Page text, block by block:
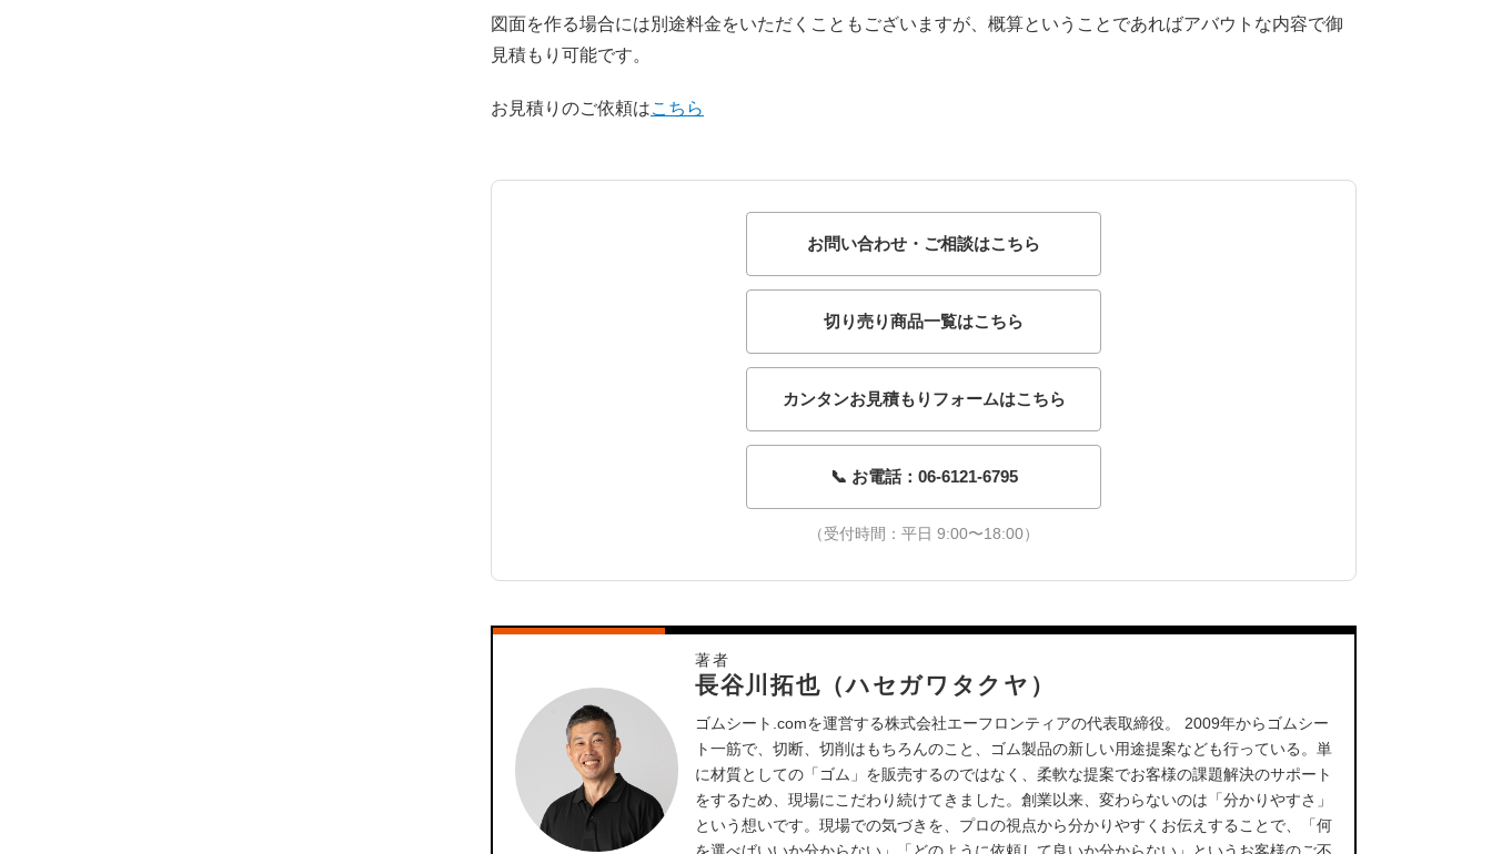
図面を作る場合には別途料金をいただくこともございますが、概算ということであればアバウトな内容で御
見積もり可能です。
お見積りのご依頼はこちら
お問い合わせ・ご相談はこちら
切り売り商品一覧はこちら
カンタンお見積もりフォームはこちら
📞 お電話：06-6121-6795
（受付時間：平日 9:00〜18:00）
著者
長谷川拓也（ハセガワタクヤ）
ゴムシート.comを運営する株式会社エーフロンティアの代表取締役。 2009年からゴムシー
ト一筋で、切断、切削はもちろんのこと、ゴム製品の新しい用途提案なども行っている。単
に材質としての「ゴム」を販売するのではなく、柔軟な提案でお客様の課題解決のサポート
をするため、現場にこだわり続けてきました。創業以来、変わらないのは「分かりやすさ」
という想いです。現場での気づきを、プロの視点から分かりやすくお伝えすることで、「何